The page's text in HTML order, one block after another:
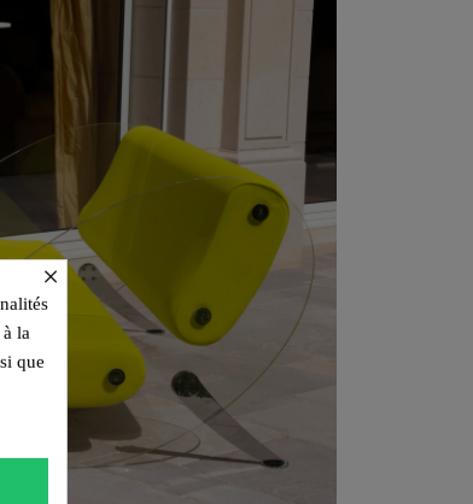
×
la
que